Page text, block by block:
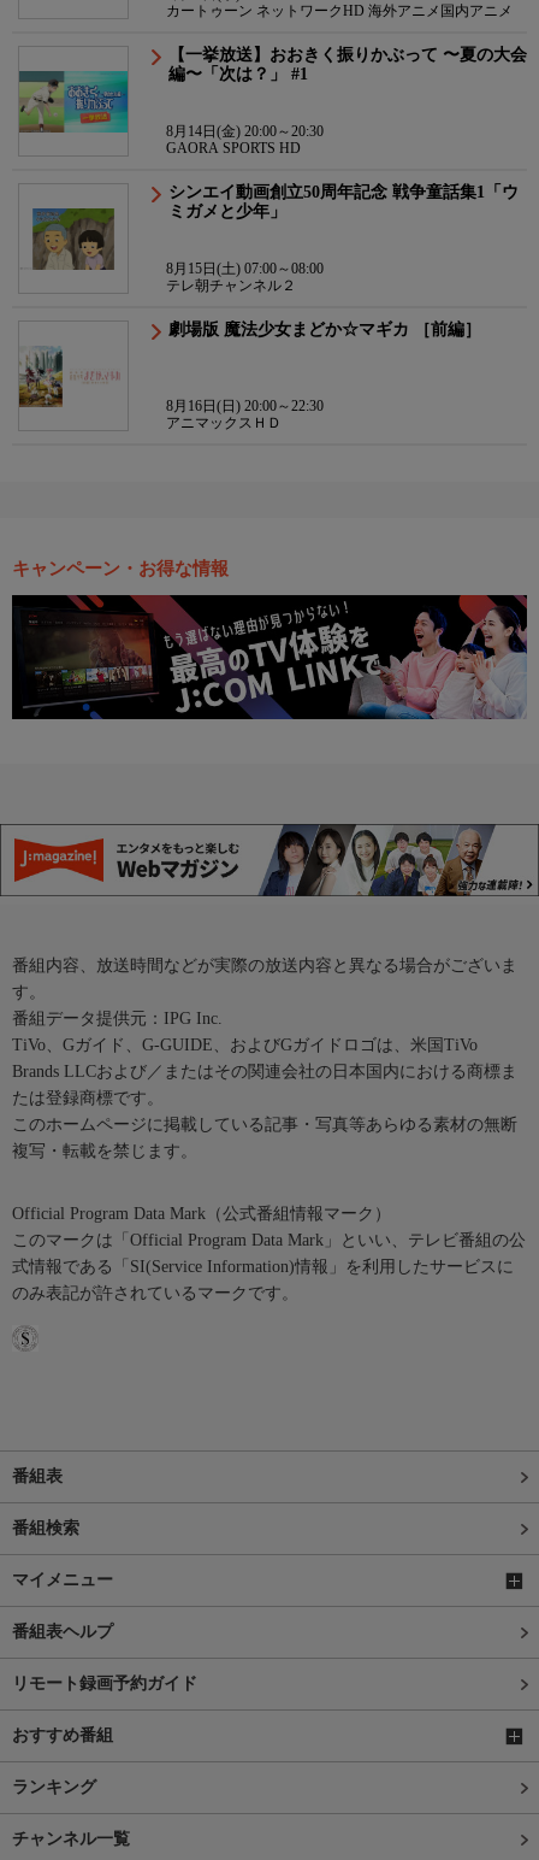
カートゥーン ネットワークHD 海外アニメ国内アニメ
【一挙放送】おおきく振りかぶって 〜夏の大会
編〜「次は？」 #1
8月14日(金) 20:00～20:30
GAORA SPORTS HD
シンエイ動画創立50周年記念 戦争童話集1「ウ
ミガメと少年」
8月15日(土) 07:00～08:00
テレ朝チャンネル２
劇場版 魔法少女まどか☆マギカ ［前編］
8月16日(日) 20:00～22:30
アニマックスＨＤ
キャンペーン・お得な情報
番組内容、放送時間などが実際の放送内容と異なる場合がございま
す。
番組データ提供元：IPG Inc.
TiVo、Gガイド、G-GUIDE、およびGガイドロゴは、米国TiVo
Brands LLCおよび／またはその関連会社の日本国内における商標ま
たは登録商標です。
このホームページに掲載している記事・写真等あらゆる素材の無断
複写・転載を禁じます。
Official Program Data Mark（公式番組情報マーク）
このマークは「Official Program Data Mark」といい、テレビ番組の公
式情報である「SI(Service Information)情報」を利用したサービスに
のみ表記が許されているマークです。
番組表
番組検索
マイメニュー
番組表ヘルプ
リモート録画予約ガイド
おすすめ番組
ランキング
チャンネル一覧